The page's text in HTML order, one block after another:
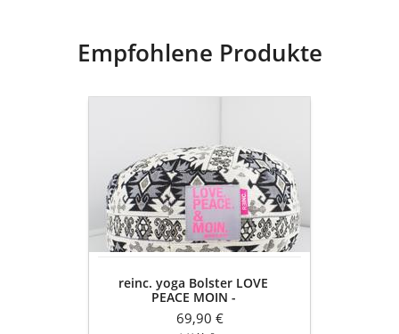
Empfohlene Produkte
LOVE
PEACE
MOIN
Meditationskissen
rund
schwarz-
reinc. yoga Bolster LOVE
PEACE MOIN -
Meditationskissen rund -
schwarz-weiß-pink Ornamente
69,90 €